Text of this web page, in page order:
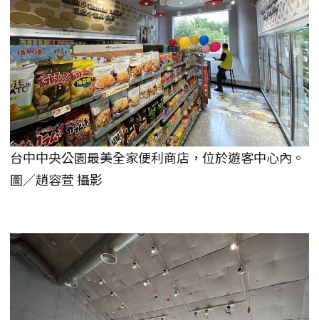
台中中央公園最美全家便利商店，位於遊客中心內。
圖／趙容萱 攝影